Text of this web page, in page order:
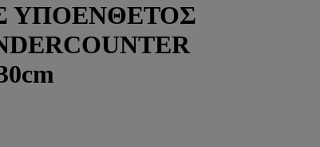
ΥΠΟΕΝΘΕΤΟΣ